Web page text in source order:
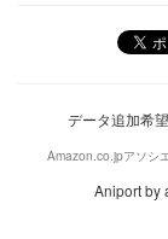
データ追加希
Amazon.co.jpアソシ
Aniport by